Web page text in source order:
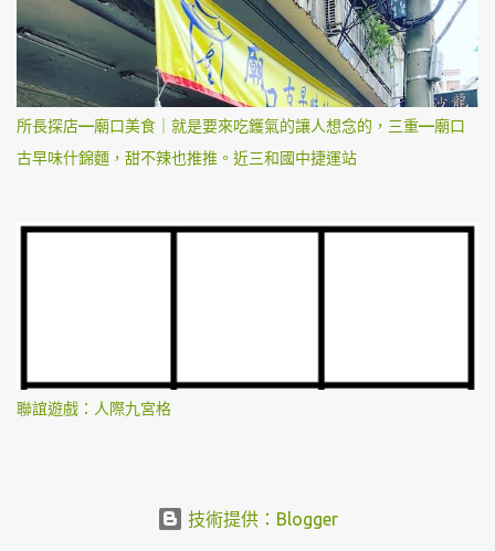
所長探店—廟口美食｜就是要來吃鑊氣的讓人想念的，三重—廟口
古早味什錦麵，甜不辣也推推。近三和國中捷運站
聯誼遊戲：人際九宮格
技術提供：Blogger